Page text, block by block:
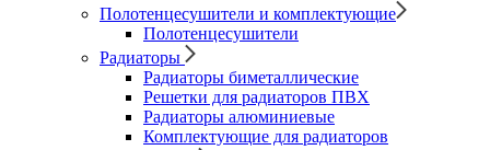
Полотенцесушители и комплектующие
Полотенцесушители
Радиаторы
Радиаторы биметаллические
Решетки для радиаторов ПВХ
Радиаторы алюминиевые
Комплектующие для радиаторов